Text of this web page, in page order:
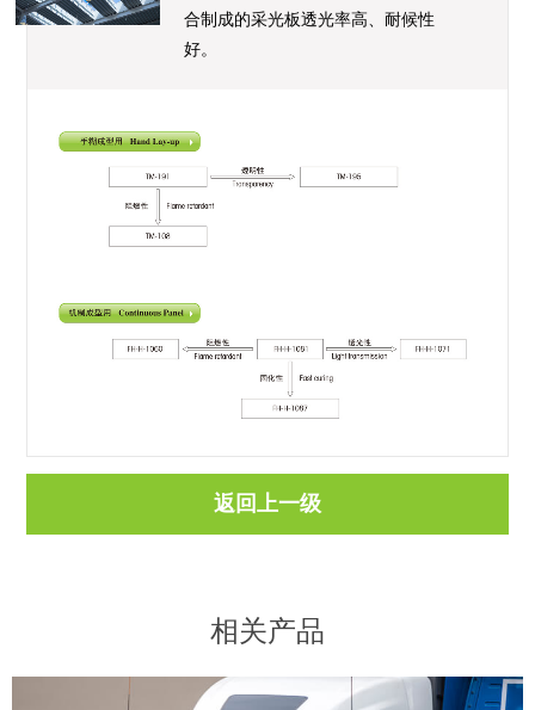
合制成的采光板透光率高、耐候性
好。
返回上一级
相关产品